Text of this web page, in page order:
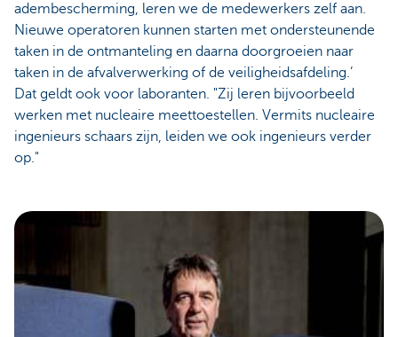
adembescherming, leren we de medewerkers zelf aan.
Nieuwe operatoren kunnen starten met ondersteunende
taken in de ontmanteling en daarna doorgroeien naar
taken in de afvalverwerking of de veiligheidsafdeling.’
Dat geldt ook voor laboranten. "Zij leren bijvoorbeeld
werken met nucleaire meettoestellen. Vermits nucleaire
ingenieurs schaars zijn, leiden we ook ingenieurs verder
op."